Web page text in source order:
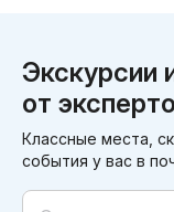
Экскурсии
от
Классные места,
события у вас в